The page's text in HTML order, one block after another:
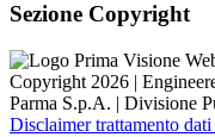
Sezione Copyright
Copyright 2026 |
Parma S.p.A. | Divisione
Disclaimer trattamento dati